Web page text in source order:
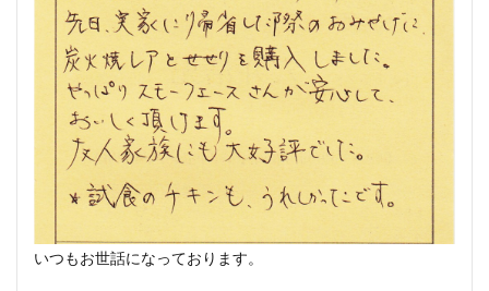
いつもお世話になっております。